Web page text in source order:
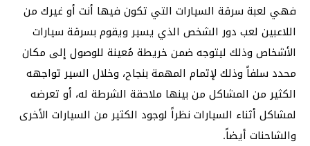
فهي لعبة سرقة السيارات التي تكون فيها أنت أو غيرك من
اللاعبين لعب دور الشخص الذي يسير ويقوم بسرقة سيارات
الأشخاص وذلك ليتوجه ضمن خريطة مُعينة للوصول إلى مكان
محدد سلفاً وذلك لإتمام المهمة بنجاح، وخلال السير تواجهه
الكثير من المشاكل من بينها ملاحقة الشرطة له، أو تعرضه
لمشاكل أثناء السيارات نظراً لوجود الكثير من السيارات الأخرى
والشاحنات أيضاً.